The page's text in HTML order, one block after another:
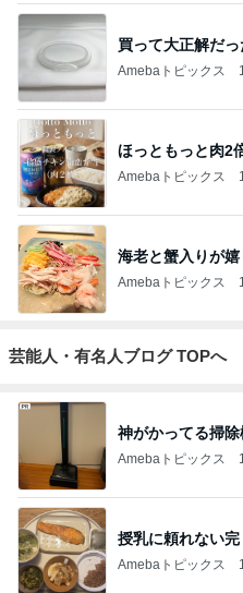
買って大正解だ
Amebaトピックス
ほっともっと肉2
Amebaトピックス
海老と蟹入りが
Amebaトピックス
芸能人・有名人ブログ TOPへ
神がかってる掃除
Amebaトピックス
授乳に頼れない
Amebaトピックス